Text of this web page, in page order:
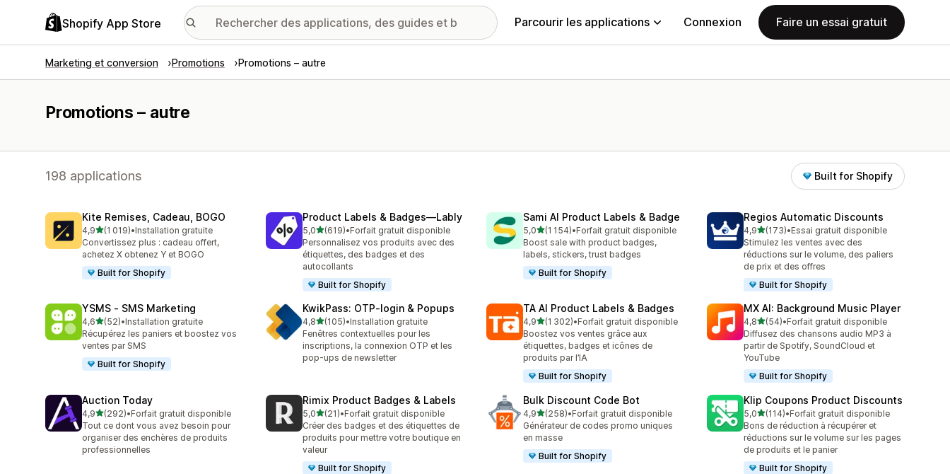
Shopify App Store Parcourir les applications Connexion Faire un essai gratuit
Marketing et conversion Promotions Promotions – autre
Promotions – autre
198 applications Built for Shopify
Kite Remises, Cadeau, BOGO
4,9étoile(s) sur 5
(1 019)
1019 avis au total
•Installation gratuite
Convertissez plus : cadeau offert,
achetez X obtenez Y et BOGO
Built for Shopify
Product Labels & Badges—Lably
5,0étoile(s) sur 5
(619)
619 avis au total
•Forfait gratuit disponible
Personnalisez vos produits avec des
étiquettes, des badges et des
autocollants
Built for Shopify
Sami AI Product Labels & Badge
5,0étoile(s) sur 5
(1 154)
1154 avis au total
•Forfait gratuit disponible
Boost sale with product badges,
labels, stickers, trust badges
Built for Shopify
Regios Automatic Discounts
4,9étoile(s) sur 5
(173)
173 avis au total
•Essai gratuit disponible
Stimulez les ventes avec des
réductions sur le volume, des paliers
de prix et des offres
Built for Shopify
YSMS ‑ SMS Marketing
4,6étoile(s) sur 5
(52)
52 avis au total
•Installation gratuite
Récupérez les paniers et boostez vos
ventes par SMS
Built for Shopify
KwikPass: OTP‑login & Popups
4,8étoile(s) sur 5
(105)
105 avis au total
•Installation gratuite
Fenêtres contextuelles pour les
inscriptions, la connexion OTP et les
pop-ups de newsletter
TA AI Product Labels & Badges
4,9étoile(s) sur 5
(1 302)
1302 avis au total
•Forfait gratuit disponible
Boostez vos ventes grâce aux
étiquettes, badges et icônes de
produits par l’IA
Built for Shopify
MX AI: Background Music Player
4,8étoile(s) sur 5
(54)
54 avis au total
•Forfait gratuit disponible
Diffusez des chansons audio MP3 à
partir de Spotify, SoundCloud et
YouTube
Built for Shopify
Auction Today
4,9étoile(s) sur 5
(292)
292 avis au total
•Forfait gratuit disponible
Tout ce dont vous avez besoin pour
organiser des enchères de produits
professionnelles
Rimix Product Badges & Labels
5,0étoile(s) sur 5
(21)
21 avis au total
•Forfait gratuit disponible
Créer des badges et des étiquettes de
produits pour mettre votre boutique en
valeur
Built for Shopify
Bulk Discount Code Bot
4,9étoile(s) sur 5
(258)
258 avis au total
•Forfait gratuit disponible
Générateur de codes promo uniques
en masse
Built for Shopify
Klip Coupons Product Discounts
5,0étoile(s) sur 5
(114)
114 avis au total
•Forfait gratuit disponible
Bons de réduction à récupérer et
réductions sur le volume sur les pages
de produits et le panier
Built for Shopify